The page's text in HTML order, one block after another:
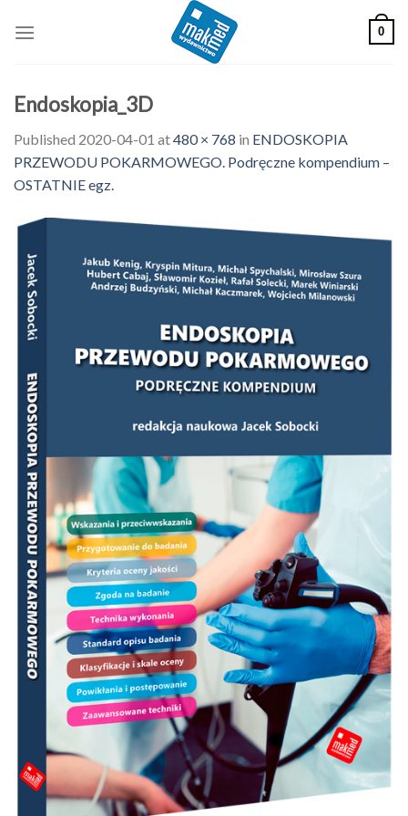
0
Endoskopia_3D
Published 2020-04-01 at480 × 768 in ENDOSKOPIA
PRZEWODU POKARMOWEGO. Podręczne kompendium –
OSTATNIE egz.